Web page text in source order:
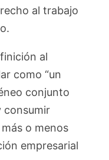
al trabajo
al
como “un
conjunto
consumir
o menos
empresarial